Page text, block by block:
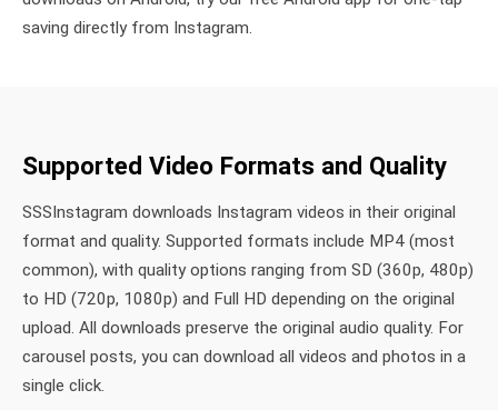
saving directly from Instagram.
Supported Video Formats and Quality
SSSInstagram downloads Instagram videos in their original
format and quality. Supported formats include MP4 (most
common), with quality options ranging from SD (360p, 480p)
to HD (720p, 1080p) and Full HD depending on the original
upload. All downloads preserve the original audio quality. For
carousel posts, you can download all videos and photos in a
single click.